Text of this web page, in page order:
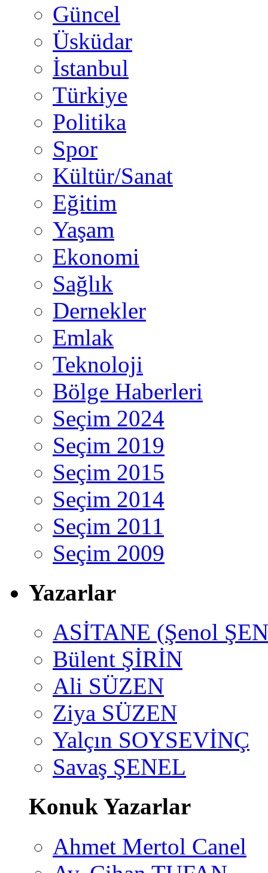
Güncel
Üsküdar
İstanbul
Türkiye
Politika
Spor
Kültür/Sanat
Eğitim
Yaşam
Ekonomi
Sağlık
Dernekler
Emlak
Teknoloji
Bölge Haberleri
Seçim 2024
Seçim 2019
Seçim 2015
Seçim 2014
Seçim 2011
Seçim 2009
Yazarlar
ASİTANE (Şenol
Bülent ŞİRİN
Ali SÜZEN
Ziya SÜZEN
Yalçın SOYSEVİNÇ
Savaş ŞENEL
Konuk Yazarlar
Ahmet Mertol Canel